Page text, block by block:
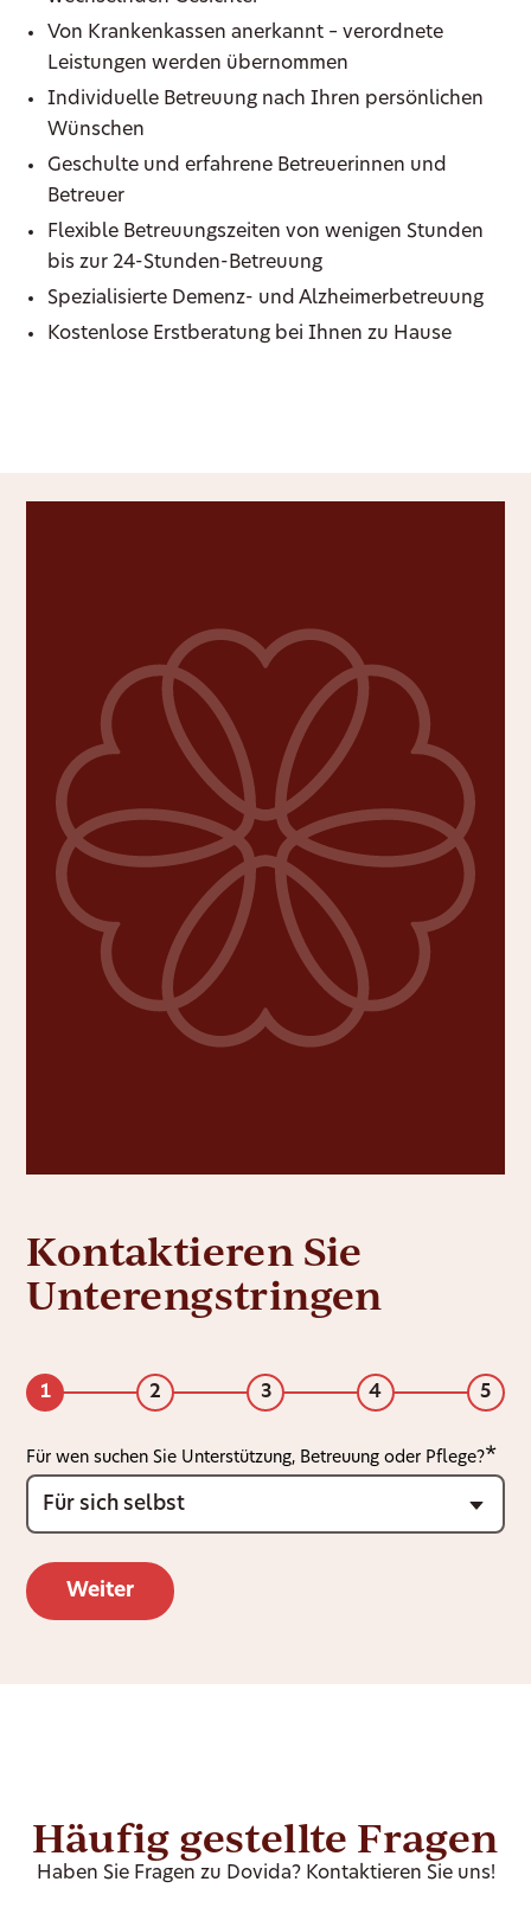
Von Krankenkassen anerkannt – verordnete
Leistungen werden übernommen
Individuelle Betreuung nach Ihren persönlichen
Wünschen
Geschulte und erfahrene Betreuerinnen und
Betreuer
Flexible Betreuungszeiten von wenigen Stunden
bis zur 24-Stunden-Betreuung
Spezialisierte Demenz- und Alzheimerbetreuung
Kostenlose Erstberatung bei Ihnen zu Hause
Kontaktieren Sie
Unterengstringen
1 2 3 4 5
Für wen suchen Sie Unterstützung, Betreuung oder Pflege?
Häufig gestellte Fragen
Haben Sie Fragen zu Dovida? Kontaktieren Sie uns!